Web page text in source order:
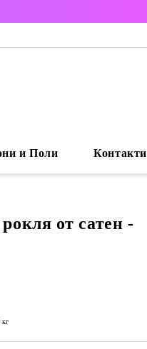
и Поли Контакти
от сатен -
кг